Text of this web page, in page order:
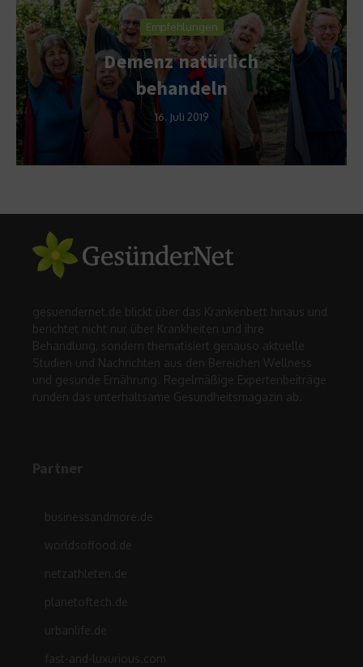
Empfehlungen
Demenz natürlich
behandeln
16. Juli 2019
gesuendernet.de blickt über das Krankenbett hinaus und
berichtet nicht nur über Krankheiten und ihre
Behandlung, sondern thematisiert genauso aktuelle
Studien und Nachrichten aus den Bereichen Wellness
und gesunde Ernährung. Regelmäßige Expertenbeiträge
runden das unterhaltsame Gesundheitsmagazin ab.
Partner
businessandmore.de
worldsoffood.de
netzathleten.de
planetoftech.de
urbanlife.de
fast-and-luxurious.com